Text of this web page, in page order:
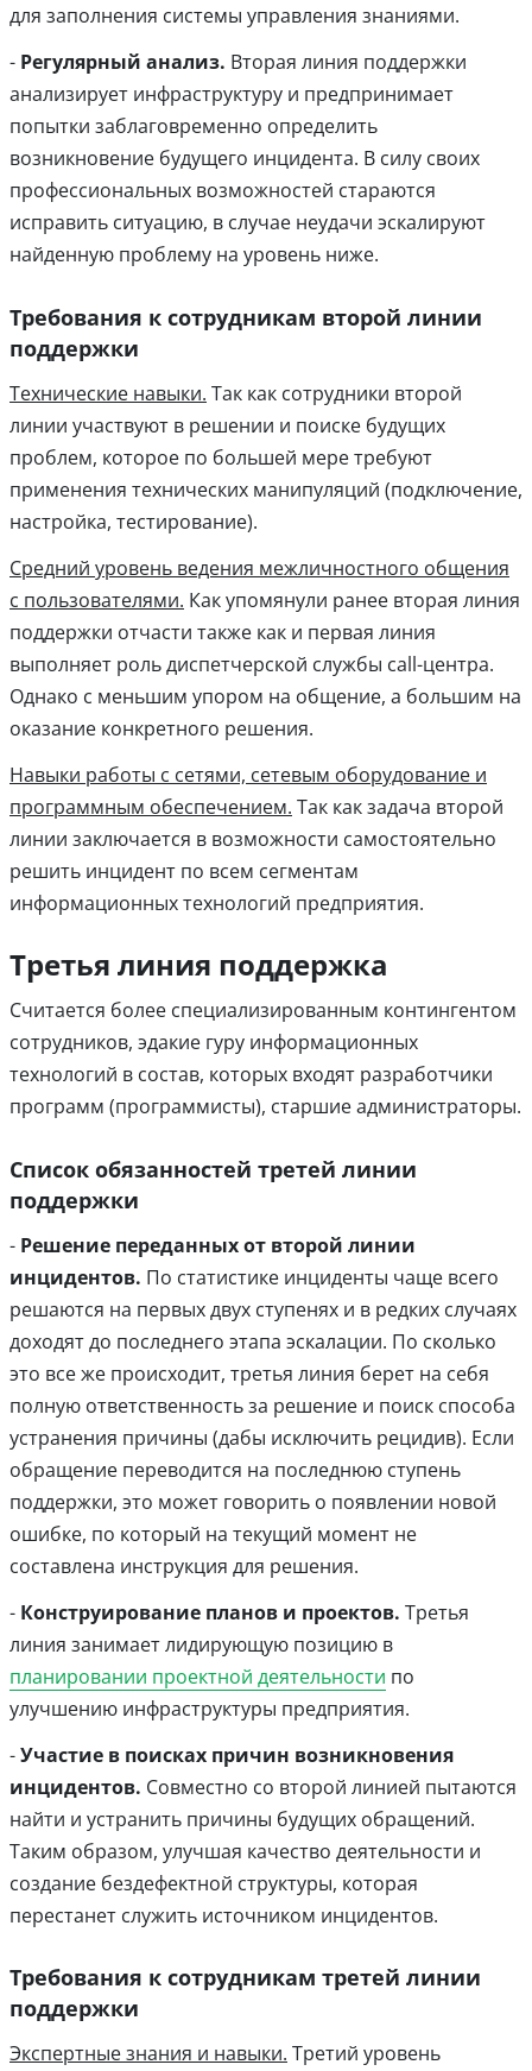
для заполнения системы управления знаниями.
- Регулярный анализ. Вторая линия поддержки
анализирует инфраструктуру и предпринимает
попытки заблаговременно определить
возникновение будущего инцидента. В силу своих
профессиональных возможностей стараются
исправить ситуацию, в случае неудачи эскалируют
найденную проблему на уровень ниже.
Требования к сотрудникам второй линии
поддержки
Технические навыки. Так как сотрудники второй
линии участвуют в решении и поиске будущих
проблем, которое по большей мере требуют
применения технических манипуляций (подключение,
настройка, тестирование).
Средний уровень ведения межличностного общения
с пользователями. Как упомянули ранее вторая линия
поддержки отчасти также как и первая линия
выполняет роль диспетчерской службы call-центра.
Однако с меньшим упором на общение, а большим на
оказание конкретного решения.
Навыки работы с сетями, сетевым оборудование и
программным обеспечением. Так как задача второй
линии заключается в возможности самостоятельно
решить инцидент по всем сегментам
информационных технологий предприятия.
Третья линия поддержка
Считается более специализированным контингентом
сотрудников, эдакие гуру информационных
технологий в состав, которых входят разработчики
программ (программисты), старшие администраторы.
Список обязанностей третей линии
поддержки
- Решение переданных от второй линии
инцидентов. По статистике инциденты чаще всего
решаются на первых двух ступенях и в редких случаях
доходят до последнего этапа эскалации. По сколько
это все же происходит, третья линия берет на себя
полную ответственность за решение и поиск способа
устранения причины (дабы исключить рецидив). Если
обращение переводится на последнюю ступень
поддержки, это может говорить о появлении новой
ошибке, по который на текущий момент не
составлена инструкция для решения.
- Конструирование планов и проектов. Третья
линия занимает лидирующую позицию в
планировании проектной деятельности по
улучшению инфраструктуры предприятия.
-Участие в поисках причин возникновения
инцидентов. Совместно со второй линией пытаются
найти и устранить причины будущих обращений.
Таким образом, улучшая качество деятельности и
создание бездефектной структуры, которая
перестанет служить источником инцидентов.
Требования к сотрудникам третей линии
поддержки
Экспертные знания и навыки. Третий уровень